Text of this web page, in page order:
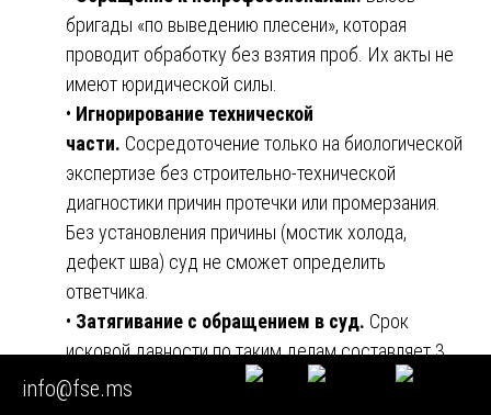
бригады «по выведению плесени», которая
проводит обработку без взятия проб. Их акты не
имеют юридической силы.
• Игнорирование технической
части. Сосредоточение только на биологической
экспертизе без строительно-технической
диагностики причин протечки или промерзания.
Без установления причины (мостик холода,
дефект шва) суд не сможет определить
ответчика.
• Затягивание с обращением в суд. Срок
исковой давности по таким делам составляет 3
года, и если плесень появилась давно, могут
info@fse.ms